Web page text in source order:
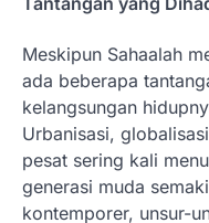
Meskipun Sahaalah
ada beberapa
kelangsungan
Urbanisasi,
pesat sering kali
generasi muda
kontemporer, unsur-